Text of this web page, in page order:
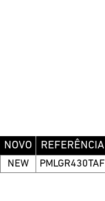
NOVO REFERÊNCIA
NEW PMLGR430TAF